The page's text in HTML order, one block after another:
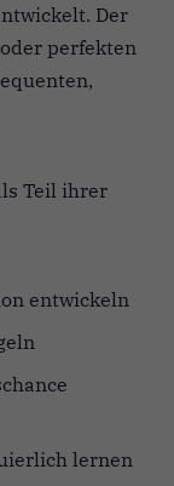
Der
perfekten
Teil ihrer
entwickeln
lernen